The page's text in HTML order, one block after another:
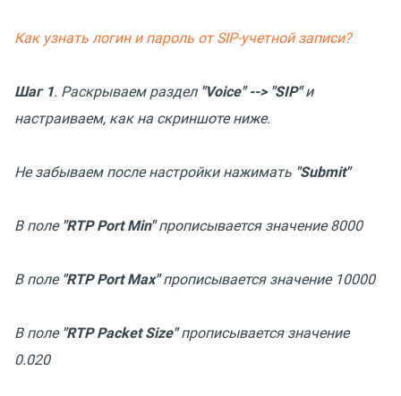
Как узнать логин и пароль от SIP-учетной записи?
Шаг 1. Раскрываем раздел "Voice" --> "SIP"и
настраиваем, как на скриншоте ниже.
Не забываем после настройки нажимать "Submit"
В поле "RTP Port Min"прописывается значение 8000
В поле "RTP Port Max"прописывается значение 10000
В поле "RTP Packet Size"прописывается значение
0.020